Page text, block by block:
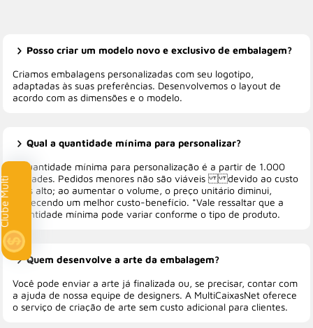
Posso criar um modelo novo e exclusivo de embalagem?
Criamos embalagens personalizadas com seu logotipo,
adaptadas às suas preferências. Desenvolvemos o layout de
acordo com as dimensões e o modelo.
Qual a quantidade mínima para personalizar?
A quantidade mínima para personalização é a partir de 1.000
unidades. Pedidos menores não são viáveis devido ao custo
mais alto; ao aumentar o volume, o preço unitário diminui,
oferecendo um melhor custo-benefício. *Vale ressaltar que a
quantidade mínima pode variar conforme o tipo de produto.
Quem desenvolve a arte da embalagem?
Você pode enviar a arte já finalizada ou, se precisar, contar com
a ajuda de nossa equipe de designers. A MultiCaixasNet oferece
o serviço de criação de arte sem custo adicional para clientes.
Clube Multi